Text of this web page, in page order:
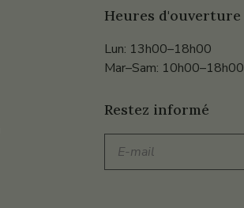
Heures d'ouverture
Lun: 13h00–18h00
Mar–Sam: 10h00–18h00
Restez informé
mail